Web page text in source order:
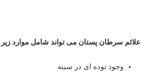
علائم سرطان پستان می تواند شامل موارد
وجود توده ای در سینه